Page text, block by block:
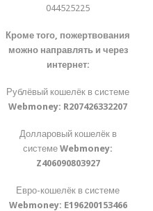
044525225
Кроме того, пожертвования
можно направлять и через
интернет:
Рублёвый кошелёк в системе
Webmoney: R207426332207
Долларовый кошелёк в
системеWebmoney:
Z406090803927
Евро-кошелёк в системе
Webmoney: E196200153466